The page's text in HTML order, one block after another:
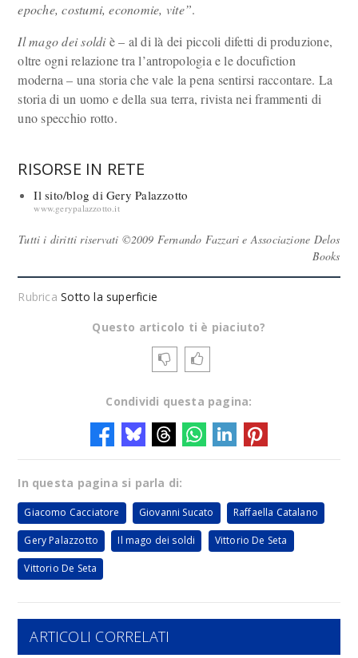
epoche, costumi, economie, vite”.
Il mago dei soldiè – al di là dei piccoli difetti di produzione,
oltre ogni relazione tra l’antropologia e le docufiction
moderna – una storia che vale la pena sentirsi raccontare. La
storia di un uomo e della sua terra, rivista nei frammenti di
uno specchio rotto.
RISORSE IN RETE
Il sito/blog di Gery Palazzotto
www.gerypalazzotto.it
Tutti i diritti riservati ©2009 Fernando Fazzari e Associazione Delos
Books
RubricaSotto la superficie
Questo articolo ti è piaciuto?
Condividi questa pagina:
In questa pagina si parla di:
Giacomo Cacciatore Giovanni Sucato Raffaella Catalano
Gery Palazzotto Il mago dei soldi Vittorio De Seta
Vittorio De Seta
ARTICOLI CORRELATI